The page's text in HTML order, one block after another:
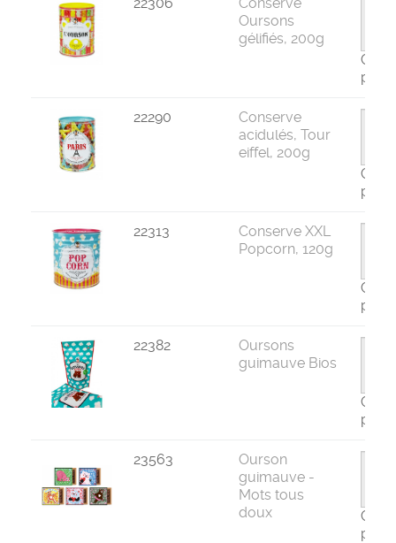
Oursons
gélifiés, 200g
par 8
22290
Conserve
acidulés, Tour
eiffel, 200g
par 8
22313
Conserve XXL
Popcorn, 120g
par 6
22382
Oursons
guimauve Bios
par
23563
Ourson
guimauve -
Mots tous
doux
par